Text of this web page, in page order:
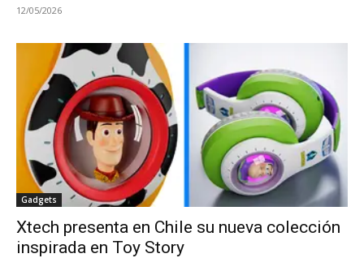
12/05/2026
Gadgets
Xtech presenta en Chile su nueva colección
inspirada en Toy Story